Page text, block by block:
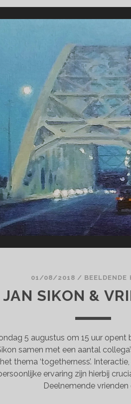
01/08/2018 / BEELDENDE
JAN SIKON &
5 augustus om 15 uur opent
samen met een aantal
het thema ‘togetherness’.
ervaring zijn hierbij
Deelnemende vrienden